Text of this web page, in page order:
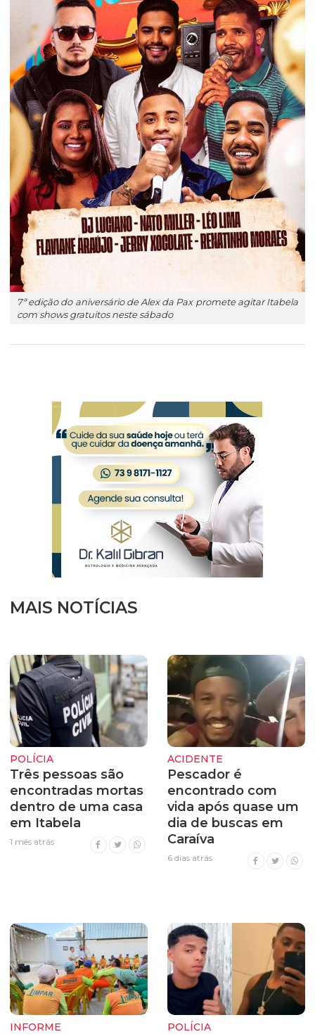
7ª edição do aniversário de Alex da Pax promete agitar Itabela
com shows gratuitos neste sábado
MAIS NOTÍCIAS
POLÍCIA
Três pessoas são
encontradas mortas
dentro de uma casa
em Itabela
1 mês atrás
ACIDENTE
Pescador é
encontrado com
vida após quase um
dia de buscas em
Caraíva
6 dias atrás
INFORME POLÍCIA